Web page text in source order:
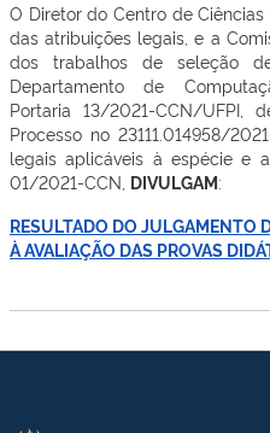
O Diretor do Centro de
das atribuições legais, e a
dos trabalhos de seleção
Departamento de
Portaria 13/2021-CCN/
Processo no 23111.014958/
legais aplicáveis à espécie e
01/2021-CCN, DIVULGAM:
RESULTADO DO JULGAMENTO
À AVALIAÇÃO DAS PROVAS